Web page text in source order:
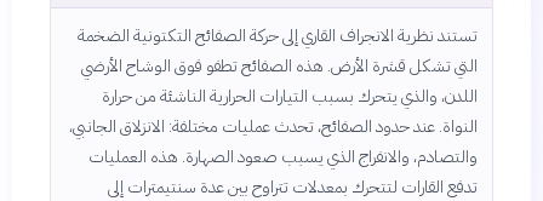
تستند نظرية الانجراف القاري إلى حركة الصفائح التكتونية الضخمة
التي تشكل قشرة الأرض. هذه الصفائح تطفو فوق الوشاح الأرضي
اللدن، والذي يتحرك بسبب التيارات الحرارية الناشئة من حرارة
النواة. عند حدود الصفائح، تحدث عمليات مختلفة: الانزلاق الجانبي،
والتصادم، والانفراج الذي يسبب صعود الصهارة. هذه العمليات
تدفع القارات لتتحرك بمعدلات تتراوح بين عدة سنتيمترات إلى